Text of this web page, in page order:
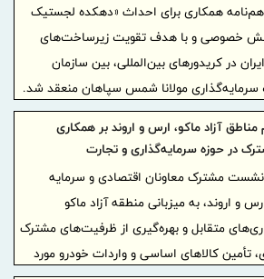
همکاری برای احداث «دهکده لجستیک
بخش خصوصی و با هدف تقویت زیرساخت‌های
در کریدورهای بین‌المللی، بین سازمان
سرمایه‌گذاری مولانا شمس سپاهان منعقد شد.
مناطق آزاد ماکو، ارس و اروند بر همکاری
در حوزه سرمایه‌گذاری و تجارت
مشترک معاونان اقتصادی و سرمایه
و اروند، به میزبانی منطقه آزاد ماکو
متقابل و بهره‌گیری از ظرفیت‌های مشترک
تأمین کالاهای اساسی و واردات خودرو مورد